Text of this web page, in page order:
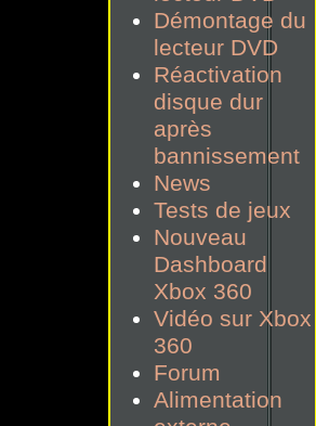
Démontage du
lecteur DVD
Réactivation
disque dur
après
bannissement
News
Tests de jeux
Nouveau
Dashboard
Xbox 360
Vidéo sur Xbox
360
Forum
Alimentation